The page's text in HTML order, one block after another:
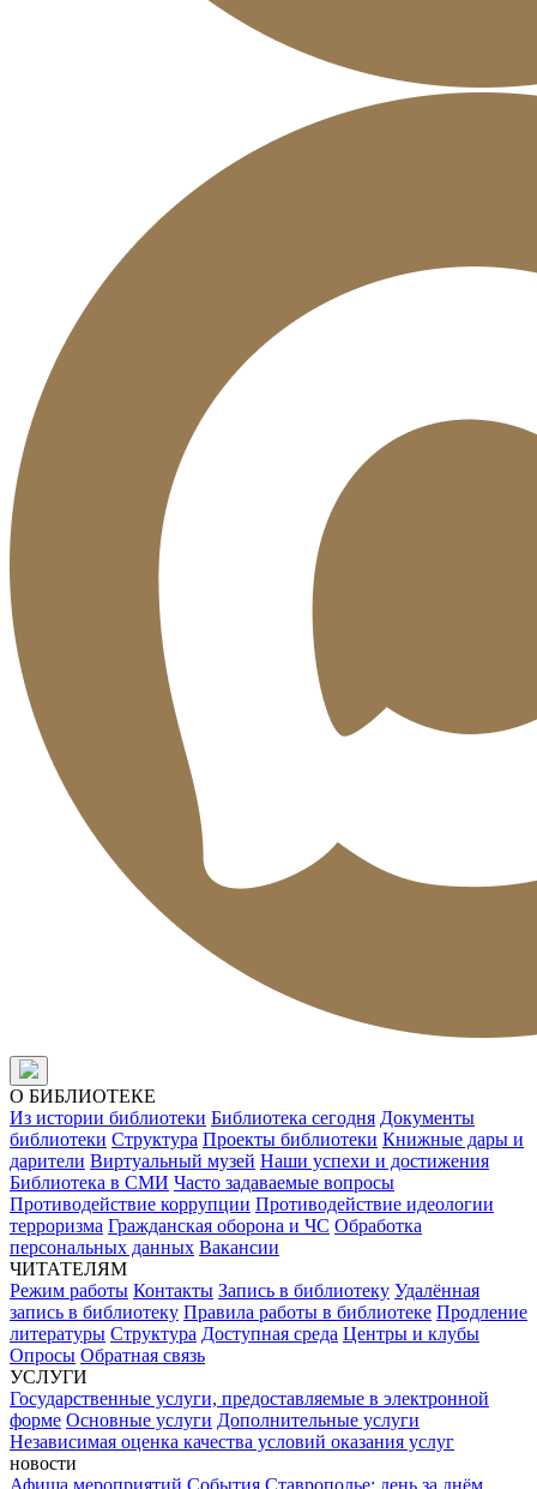
О БИБЛИОТЕКЕ
Из истории библиотеки Библиотека сегодня Документы
библиотеки Структура Проекты библиотеки Книжные дары и
дарители Виртуальный музей Наши успехи и достижения
Библиотека в СМИ Часто задаваемые вопросы
Противодействие коррупции Противодействие идеологии
терроризма Гражданская оборона и ЧС Обработка
персональных данных Вакансии
ЧИТАТЕЛЯМ
Режим работы Контакты Запись в библиотеку Удалённая
запись в библиотеку Правила работы в библиотеке Продление
литературы Структура Доступная среда Центры и клубы
Опросы Обратная связь
УСЛУГИ
Государственные услуги, предоставляемые в электронной
форме Основные услуги Дополнительные услуги
Независимая оценка качества условий оказания услуг
новости
Афиша мероприятий События Ставрополье: день за днём